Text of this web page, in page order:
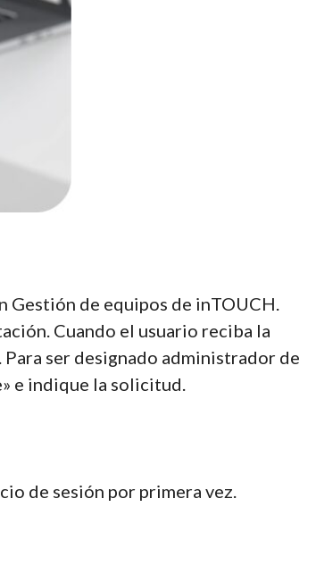
Gestión de equipos de inTOUCH.
Cuando el usuario reciba la
ser designado administrador de
e indique la solicitud.
de sesión por primera vez.